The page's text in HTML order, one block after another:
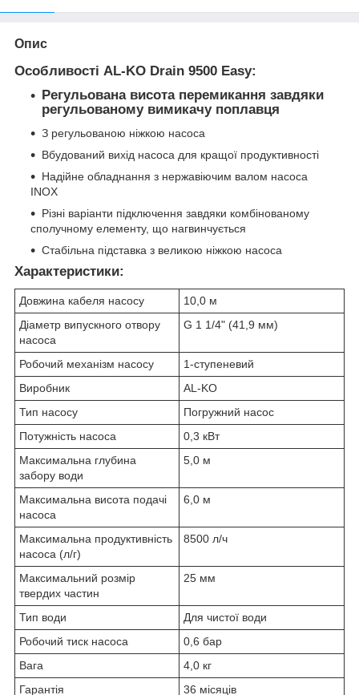
Опис
Особливості AL-KO Drain 9500 Easy:
Регульована висота перемикання завдяки
регульованому вимикачу поплавця
З регульованою ніжкою насоса
Вбудований вихід насоса для кращої продуктивності
Надійне обладнання з нержавіючим валом насоса
INOX
Різні варіанти підключення завдяки комбінованому
сполучному елементу, що нагвинчується
Стабільна підставка з великою ніжкою насоса
Характеристики:
Довжина кабеля насосу
10,0 м
Діаметр випускного отвору
насоса
G 1 1/4" (41,9 мм)
Робочий механізм насосу
1-ступеневий
Виробник
AL-KO
Тип насосу
Погружний насос
Потужність насоса
0,3 кВт
Максимальна глубина
забору води
5,0 м
Максимальна висота подачі
насоса
6,0 м
Максимальна продуктивність
насоса (л/г)
8500 л/ч
Максимальний розмір
твердих частин
25 мм
Тип води
Для чистої води
Робочий тиск насоса
0,6 бар
Вага
4,0 кг
Гарантія
36 місяців